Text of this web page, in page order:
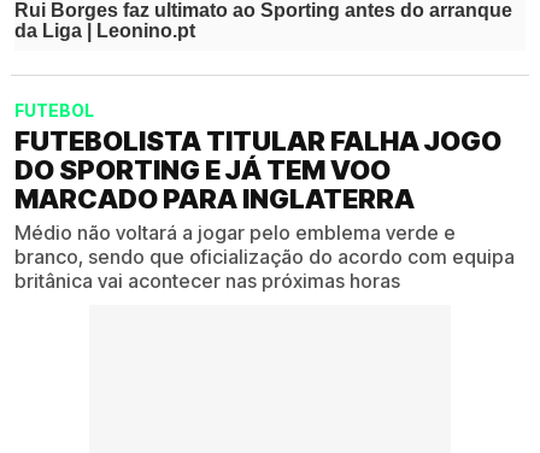
FUTEBOL
FUTEBOLISTA TITULAR FALHA JOGO
DO SPORTING E JÁ TEM VOO
MARCADO PARA INGLATERRA
Médio não voltará a jogar pelo emblema verde e
branco, sendo que oficialização do acordo com equipa
britânica vai acontecer nas próximas horas